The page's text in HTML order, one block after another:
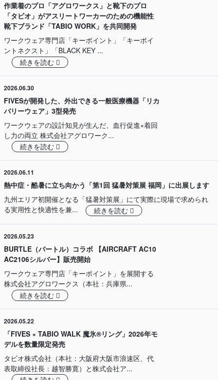
作業着のプロ「アグロワークス」と靴下のプロ
「タビオ」がアスリートワーカーのための機能性
靴下ブランド「TABIO WORK」を共同開発
ワークウェア専門店「キーポイント」「キーポイ
ントネクスト」「BLACK KEY ...
続きを読む
2026.06.30
FIVESが開発した、外出できる一般医療機器「リカ
バリーウェア」3型発売
ワークウェアの設計知見が生んだ、血行促進×着回
し力の両立 株式会社アグロワーク...
続きを読む
2026.06.11
熱中症・酷暑に立ち向かう「第1回 猛暑対策展 福岡」に出展します
九州エリア初開催となる「猛暑対策展」にて実際に現場で求められ
る実用性と快適性を兼...
続きを読む
2026.05.23
BURTLE（バートル）コラボ 【AIRCRAFT AC10
AC2106シルバー】販売開始
ワークウェア専門店「キーポイント」を展開する
株式会社アグロワークス（本社：兵庫県...
続きを読む
2026.05.22
「FIVES × TABIO WALK 魔氷®️リング」2026年モ
デルを数量限定発売
タビオ株式会社（本社：大阪府大阪市浪速区、代
表取締役社長：越智勝寛）と株式会社ア...